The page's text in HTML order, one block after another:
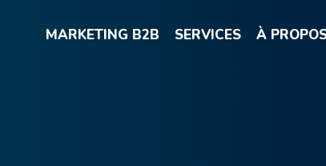
MARKETING B2B SERVICES À